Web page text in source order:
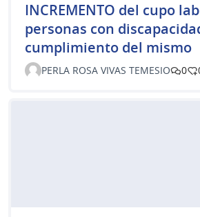
INCREMENTO del cupo
personas con
cumplimiento del mismo
PERLA ROSA VIVAS TEMESIO 0